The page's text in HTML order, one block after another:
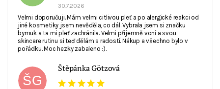
30.7.2026
Velmi doporučuji. Mám velmi citlivou pleť a po alergické reakci od
jiné kosmetiky jsem nevěděla, co dál. Vybrala jsem si značku
bymuk a ta mi pleť zachránila. Velmi příjemně voní a svou
skincare rutinu si teď dělám s radostí. Nákup a všechno bylo v
pořádku. Moc hezky zabaleno :).
ŠG
Štěpánka Götzová